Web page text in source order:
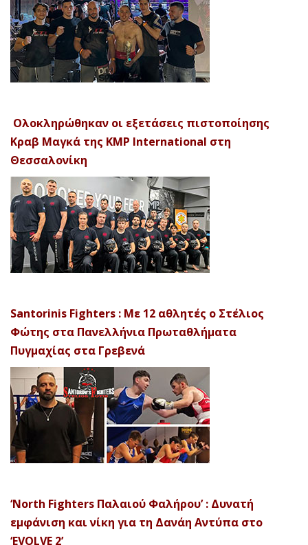
Ολοκληρώθηκαν οι εξετάσεις πιστοποίησης
Κραβ Μαγκά της KMP International στη
Θεσσαλονίκη
Santorinis Fighters : Με 12 αθλητές ο Στέλιος
Φώτης στα Πανελλήνια Πρωταθλήματα
Πυγμαχίας στα Γρεβενά
‘North Fighters Παλαιού Φαλήρου’ : Δυνατή
εμφάνιση και νίκη για τη Δανάη Αντύπα στο
‘EVOLVE 2’